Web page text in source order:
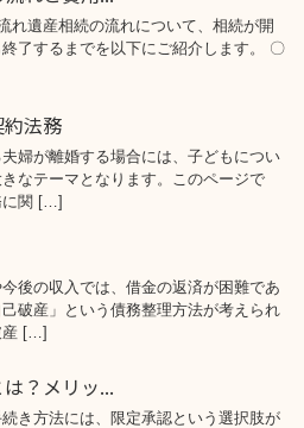
れ遺産相続の流れについて、相続が開
了するまでを以下にご紹介します。 〇
法務
婦が離婚する場合には、子どもについ
なテーマとなります。このページで
に関 […]
後の収入では、借金の返済が困難であ
破産」という債務整理方法が考えられ
産 […]
？メリッ...
き方法には、限定承認という選択肢が